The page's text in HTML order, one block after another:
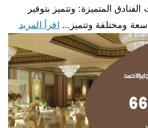
المتميزة: وتتميز بتوفير
ومختلفة وتتميز… اقرأ المزيد